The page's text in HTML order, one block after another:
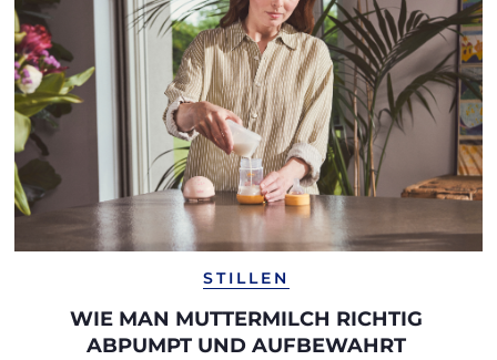
STILLEN
WIE MAN MUTTERMILCH RICHTIG
ABPUMPT UND AUFBEWAHRT